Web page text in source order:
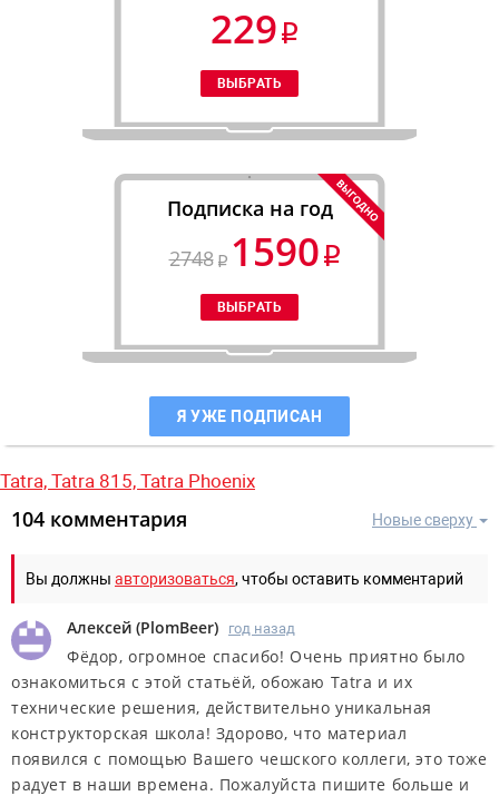
229
Подписка на год
2748
1590
Я УЖЕ ПОДПИСАН
Tatra, Tatra 815, Tatra Phoenix
Новые сверху
104 комментария
Вы должны авторизоваться, чтобы оставить комментарий
Алексей (PlomBeer) год назад
Фёдор, огромное спасибо! Очень приятно было
ознакомиться с этой статьёй, обожаю Tatra и их
технические решения, действительно уникальная
конструкторская школа! Здорово, что материал
появился с помощью Вашего чешского коллеги, это тоже
радует в наши времена. Пожалуйста пишите больше и